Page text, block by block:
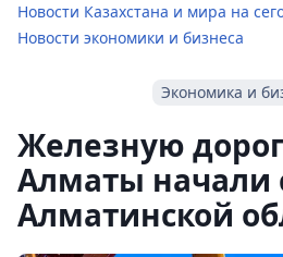
Новости Казахстана и мира на
Новости экономики и бизнеса
Экономика и
Железную
Алматы начали
Алматинской